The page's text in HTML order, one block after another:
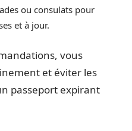
ou consulats pour
et à jour.
vous
et éviter les
passeport expirant